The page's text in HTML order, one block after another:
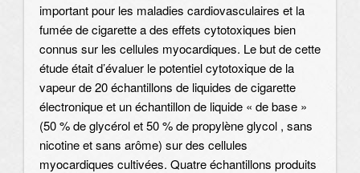
important pour les maladies cardiovasculaires et la
fumée de cigarette a des effets cytotoxiques bien
connus sur les cellules myocardiques. Le but de cette
étude était d’évaluer le potentiel cytotoxique de la
vapeur de 20 échantillons de liquides de cigarette
électronique et un échantillon de liquide « de base »
(50 % de glycérol et 50 % de propylène glycol , sans
nicotine et sans arôme) sur des cellules
myocardiques cultivées. Quatre échantillons produits